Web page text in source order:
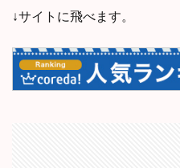
↓サイトに飛べます。